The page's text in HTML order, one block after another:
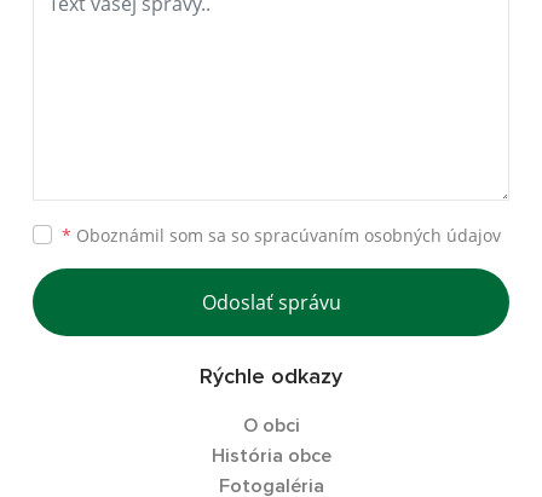
* Oboznámil som sa so spracúvaním osobných údajov
Odoslať správu
Rýchle odkazy
O obci
História obce
Fotogaléria